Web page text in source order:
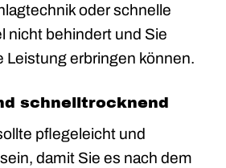
oder schnelle
nicht behindert und Sie
Leistung erbringen können.
schnelltrocknend
pflegeleicht und
damit Sie es nach dem